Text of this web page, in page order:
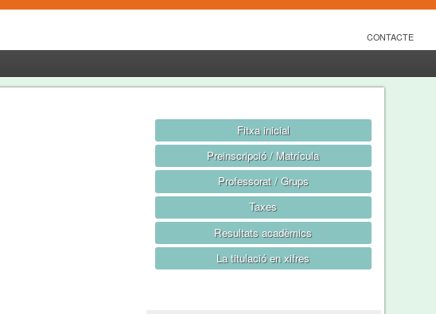
CONTACTE
Fitxa inicial
Preinscripció / Matrícula
Professorat / Grups
Taxes
Resultats acadèmics
La titulació en xifres